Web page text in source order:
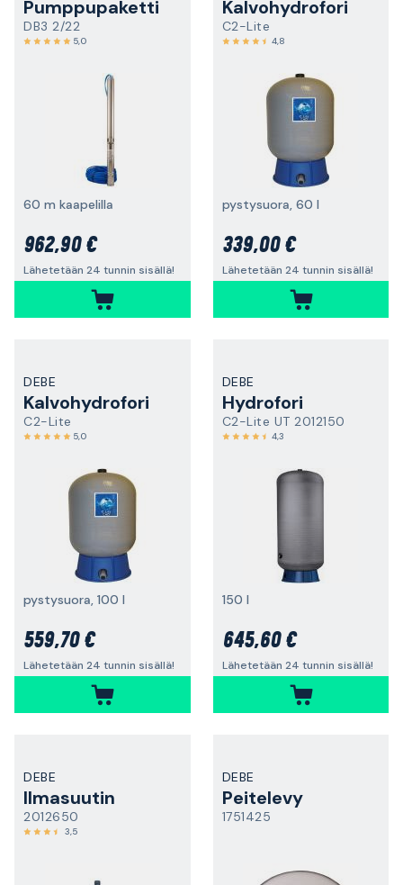
Pumppupaketti
DB3 2/22
5,0
60 m kaapelilla
962,90 €
Lähetetään 24 tunnin sisällä!
Kalvohydrofori
C2-Lite
4,8
pystysuora, 60 l
339,00 €
Lähetetään 24 tunnin sisällä!
DEBE
Kalvohydrofori
C2-Lite
5,0
pystysuora, 100 l
559,70 €
Lähetetään 24 tunnin sisällä!
DEBE
Hydrofori
C2-Lite UT 2012150
4,3
150 l
645,60 €
Lähetetään 24 tunnin sisällä!
DEBE
Ilmasuutin
2012650
3,5
DEBE
Peitelevy
1751425